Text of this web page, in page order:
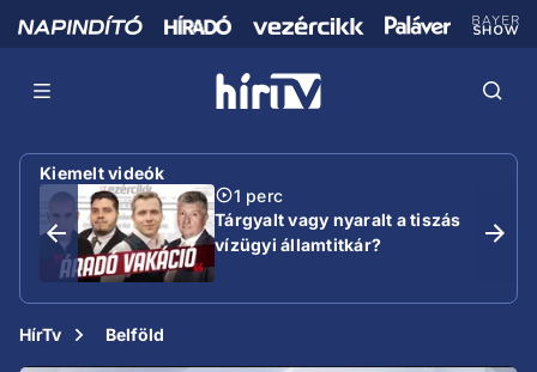
Kiemelt videók
1 perc
Tárgyalt vagy nyaralt a tiszás
vízügyi államtitkár?
HírTv Belföld